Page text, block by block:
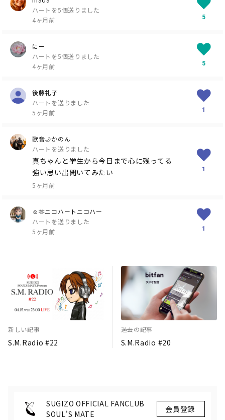
ハートを5個送りました
4ヶ月前
5
にー
ハートを5個送りました
4ヶ月前
5
後藤礼子
ハートを送りました
5ヶ月前
1
歌音🌙かのん
ハートを送りました
真ちゃんと学生から今日まで心に残ってる
強い思い出聞いてみたい
5ヶ月前
1
☺️🫶ニコハートニコハー
ハートを送りました
5ヶ月前
1
新しい記事
S.M.Radio #22
過去の記事
S.M.Radio #20
SUGIZO OFFICIAL FANCLUB
SOUL'S MATE